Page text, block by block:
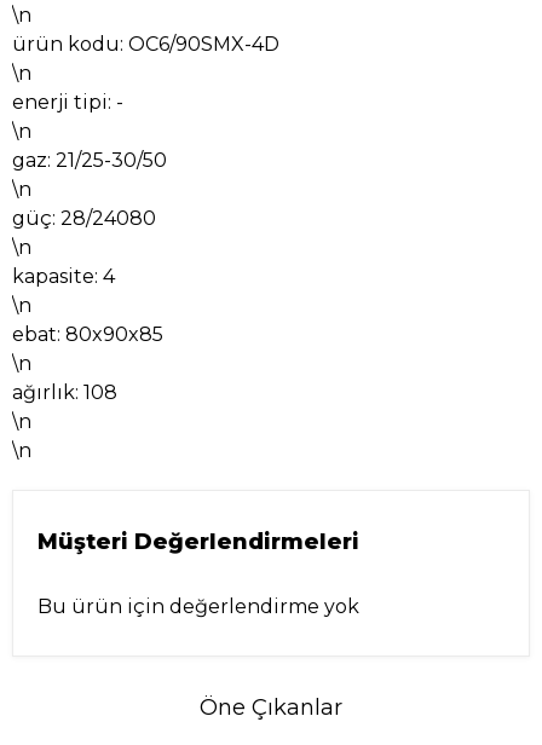
\n
ürün kodu: OC6/90SMX-4D
\n
enerji tipi: -
\n
gaz: 21/25-30/50
\n
güç: 28/24080
\n
kapasite: 4
\n
ebat: 80x90x85
\n
ağırlık: 108
\n
\n
Müşteri Değerlendirmeleri
Bu ürün için değerlendirme yok
Öne Çıkanlar